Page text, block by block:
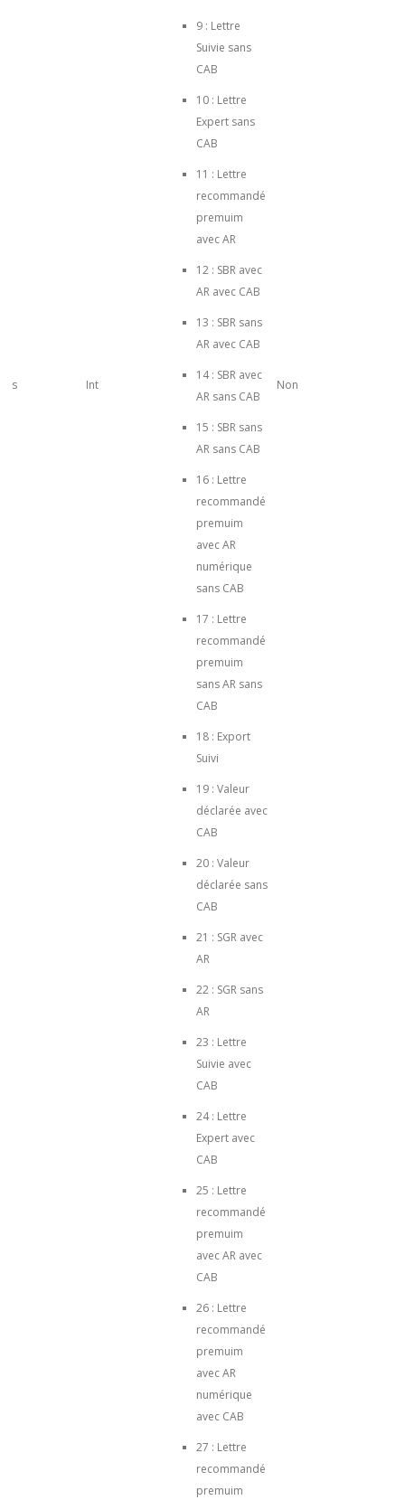
s Int
9 : Lettre
Suivie sans
CAB
10 : Lettre
Expert sans
CAB
11 : Lettre
recommandé
premuim
avec AR
12 : SBR avec
AR avec CAB
13 : SBR sans
AR avec CAB
14 : SBR avec
AR sans CAB
15 : SBR sans
AR sans CAB
16 : Lettre
recommandé
premuim
avec AR
numérique
sans CAB
17 : Lettre
recommandé
premuim
sans AR sans
CAB
18 : Export
Suivi
19 : Valeur
déclarée avec
CAB
20 : Valeur
déclarée sans
CAB
21 : SGR avec
AR
22 : SGR sans
AR
23 : Lettre
Suivie avec
CAB
24 : Lettre
Expert avec
CAB
25 : Lettre
recommandé
premuim
avec AR avec
CAB
26 : Lettre
recommandé
premuim
avec AR
numérique
avec CAB
27 : Lettre
recommandé
premuim
Non